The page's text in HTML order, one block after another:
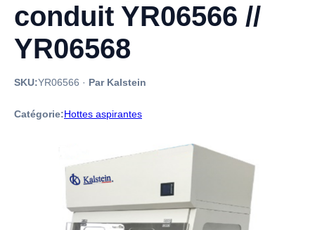
conduit YR06566 //
YR06568
SKU:YR06566 · Par Kalstein
Catégorie:Hottes aspirantes